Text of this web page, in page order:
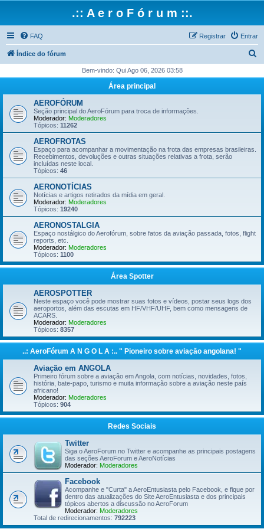
.:: A e r o F ó r u m ::.
FAQ Entrar
Registrar
Índice do fórum
q
Bem-vindo: Qui Ago 06, 2026 03:58
Área principal
AEROFÓRUM
Seção principal do AeroFórum para troca de informações.
Moderador: Moderadores
Tópicos: 11262
AEROFROTAS
Espaço para acompanhar a movimentação na frota das empresas brasileiras.
Recebimentos, devoluções e outras situações relativas a frota, serão
incluídas neste local.
Tópicos: 46
AERONOTÍCIAS
Notícias e artigos retirados da mídia em geral.
Moderador: Moderadores
Tópicos: 19240
AERONOSTALGIA
Espaço nostálgico do Aerofórum, sobre fatos da aviação passada, fotos, flight
reports, etc.
Moderador: Moderadores
Tópicos: 1100
Área Spotter
AEROSPOTTER
Neste espaço você pode mostrar suas fotos e vídeos, postar seus logs dos
aeroportos, além das escutas em HF/VHF/UHF, bem como mensagens de
ACARS.
Moderador: Moderadores
Tópicos: 8357
..: AeroFórum A N G O L A :.. " Pioneiro sobre aviação angolana! "
Aviação em ANGOLA
Primeiro fórum sobre a aviação em Angola, com notícias, novidades, fotos,
história, bate-papo, turismo e muita informação sobre a aviação neste país
africano!
Moderador: Moderadores
Tópicos: 904
Redes Sociais
Twitter
Siga o AeroForum no Twitter e acompanhe as principais postagens
das seções AeroForum e AeroNotícias
Moderador: Moderadores
Facebook
Acompanhe e "Curta" a AeroEntusiasta pelo Facebook, e fique por
dentro das atualizações do Site AeroEntusiasta e dos principais
tópicos abertos a discussão no AeroForum
Moderador: Moderadores
Total de redirecionamentos: 792223